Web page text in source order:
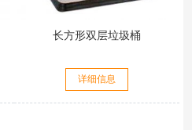
长方形双层垃圾桶
详细信息